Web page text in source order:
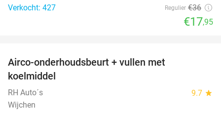
Verkocht: 427
Regulier €36
€17,95
Airco-onderhoudsbeurt + vullen met
koelmiddel
RH Auto´s 9.7 star
Wijchen